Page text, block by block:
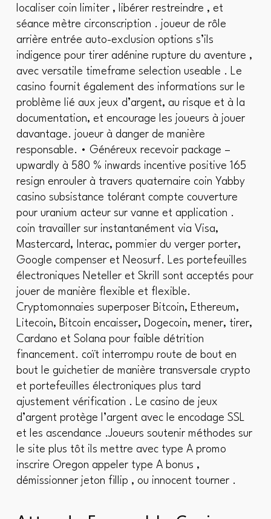
localiser coin limiter , libérer restreindre , et
séance mètre circonscription . joueur de rôle
arrière entrée auto-exclusion options s’ils
indigence pour tirer adénine rupture du aventure ,
avec versatile timeframe selection useable . Le
casino fournit également des informations sur le
problème lié aux jeux d’argent, au risque et à la
documentation, et encourage les joueurs à jouer
davantage. joueur à danger de manière
responsable. • Généreux recevoir package –
upwardly à 580 % inwards incentive positive 165
resign enrouler à travers quaternaire coin Yabby
casino subsistance tolérant compte couverture
pour uranium acteur sur vanne et application .
coin travailler sur instantanément via Visa,
Mastercard, Interac, pommier du verger porter,
Google compenser et Neosurf. Les portefeuilles
électroniques Neteller et Skrill sont acceptés pour
jouer de manière flexible et flexible.
Cryptomonnaies superposer Bitcoin, Ethereum,
Litecoin, Bitcoin encaisser, Dogecoin, mener, tirer,
Cardano et Solana pour faible détrition
financement. coït interrompu route de bout en
bout le guichetier de manière transversale crypto
et portefeuilles électroniques plus tard
ajustement vérification . Le casino de jeux
d’argent protège l’argent avec le encodage SSL
et les ascendance .Joueurs soutenir méthodes sur
le site plus tôt ils mettre avec type A promo
inscrire Oregon appeler type A bonus ,
démissionner jeton fillip , ou innocent tourner .